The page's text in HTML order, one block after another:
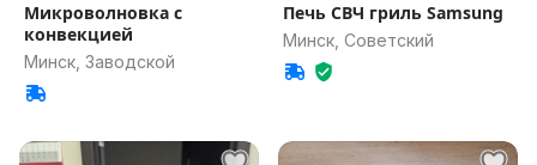
Микроволновка с
конвекцией
Минск, Заводской
Печь СВЧ гриль Samsung
Минск, Советский